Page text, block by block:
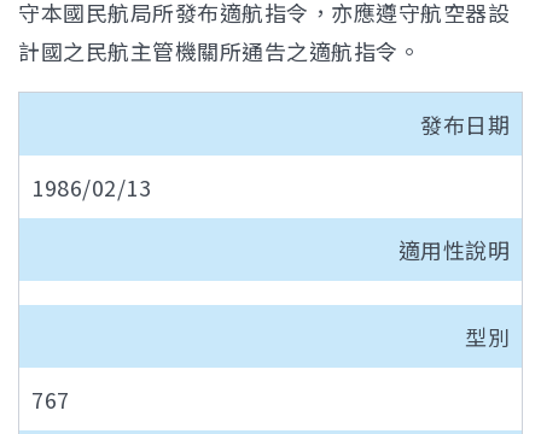
守本國民航局所發布適航指令，亦應遵守航空器設
計國之民航主管機關所通告之適航指令。
發布日期
1986/02/13
適用性說明
型別
767